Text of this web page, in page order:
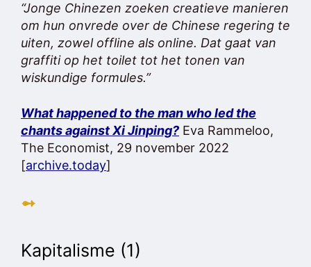
“Jonge Chinezen zoeken creatieve manieren
om hun onvrede over de Chinese regering te
uiten, zowel offline als online. Dat gaat van
graffiti op het toilet tot het tonen van
wiskundige formules.”
What happened to the man who led the
chants against Xi Jinping? Eva Rammeloo,
The Economist, 29 november 2022
[archive.today]
➻
Kapitalisme (1)